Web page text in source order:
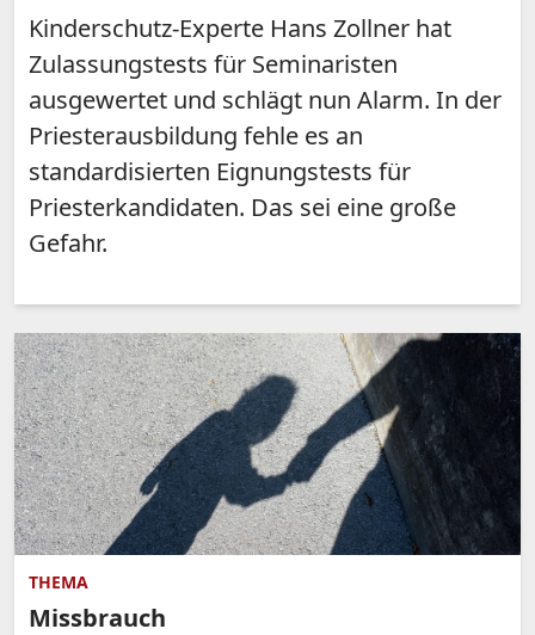
Kinderschutz-Experte Hans Zollner hat
Zulassungstests für Seminaristen
ausgewertet und schlägt nun Alarm. In der
Priesterausbildung fehle es an
standardisierten Eignungstests für
Priesterkandidaten. Das sei eine große
Gefahr.
THEMA
Missbrauch